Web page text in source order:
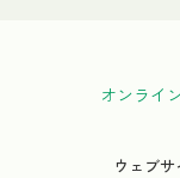
オンライ
ウェブ